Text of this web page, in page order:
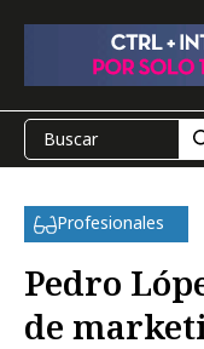
Profesionales
Pedro
de